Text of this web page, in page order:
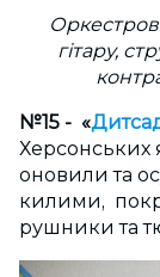
гітару,
№15 - «
Херсонських
оновили та
килими,
рушники та